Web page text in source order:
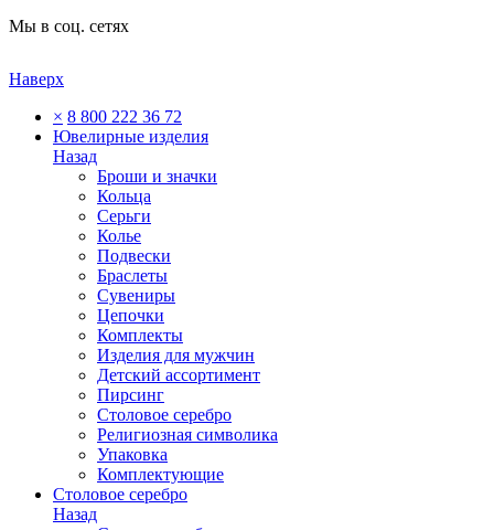
Мы в соц. сетях
Наверх
× 8 800 222 36 72
Ювелирные изделия
Назад
Броши и значки
Кольца
Серьги
Колье
Подвески
Браслеты
Сувениры
Цепочки
Комплекты
Изделия для мужчин
Детский ассортимент
Пирсинг
Столовое серебро
Религиозная символика
Упаковка
Комплектующие
Столовое серебро
Назад